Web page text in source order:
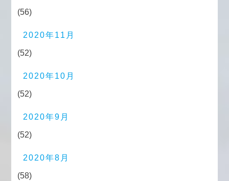
(56)
2020年11月
(52)
2020年10月
(52)
2020年9月
(52)
2020年8月
(58)